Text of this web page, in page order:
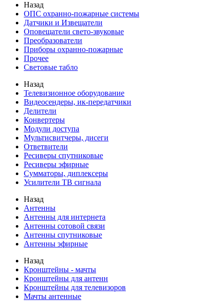
Назад
ОПС охранно-пожарные системы
Датчики и Извещатели
Оповещатели свето-звуковые
Преобразователи
Приборы охранно-пожарные
Прочее
Световые табло
Назад
Телевизионное оборудование
Видеосендеры, ик-передатчики
Делители
Конвертеры
Модули доступа
Мультисвитчеры, дисеги
Ответвители
Ресиверы спутниковые
Ресиверы эфирные
Сумматоры, диплексеры
Усилители ТВ сигнала
Назад
Антенны
Антенны для интернета
Антенны сотовой связи
Антенны спутниковые
Антенны эфирные
Назад
Кронштейны - мачты
Кронштейны для антенн
Кронштейны для телевизоров
Мачты антенные